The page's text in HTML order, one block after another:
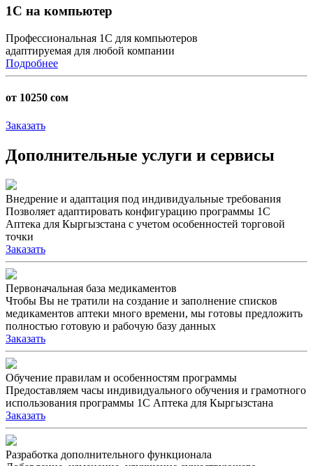
1С на компьютер
Профессиональная 1C для компьютеров
адаптируемая для любой компании
Подробнее
от 10250 сом
Заказать
Дополнительные услуги и сервисы
Внедрение и адаптация под индивидуальные требования
Позволяет адаптировать конфигурацию программы 1С
Аптека для Кыргызстана с учетом особенностей торговой
точки
Заказать
Первоначальная база медикаментов
Чтобы Вы не тратили на создание и заполнение списков
медикаментов аптеки много времени, мы готовы предложить
полностью готовую и рабочую базу данных
Заказать
Обучение правилам и особенностям программы
Предоставляем часы индивидуального обучения и грамотного
использования программы 1С Аптека для Кыргызстана
Заказать
Разработка дополнительного функционала